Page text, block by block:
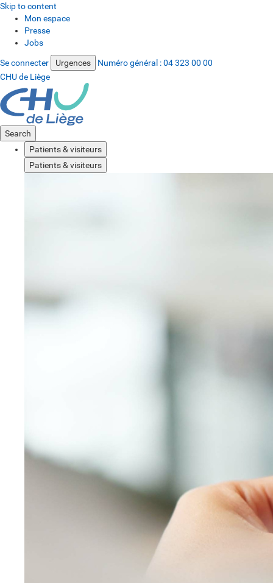
Skip to content
Mon espace
Presse
Jobs
Se connecter Urgences Numéro général :04 323 00 00
CHU de Liège
Search
Patients & visiteurs
Patients & visiteurs